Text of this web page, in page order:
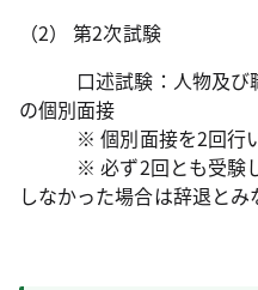
（2） 第2次試験
口述試験：人物及び職
の個別面接
※ 個別面接を2回行い
※ 必ず2回とも受験し
しなかった場合は辞退とみ